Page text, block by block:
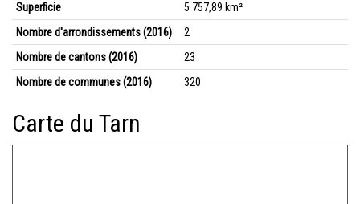
Superficie
5 757,89 km²
Nombre d'arrondissements (2016)
2
Nombre de cantons (2016)
23
Nombre de communes (2016)
320
Carte du Tarn